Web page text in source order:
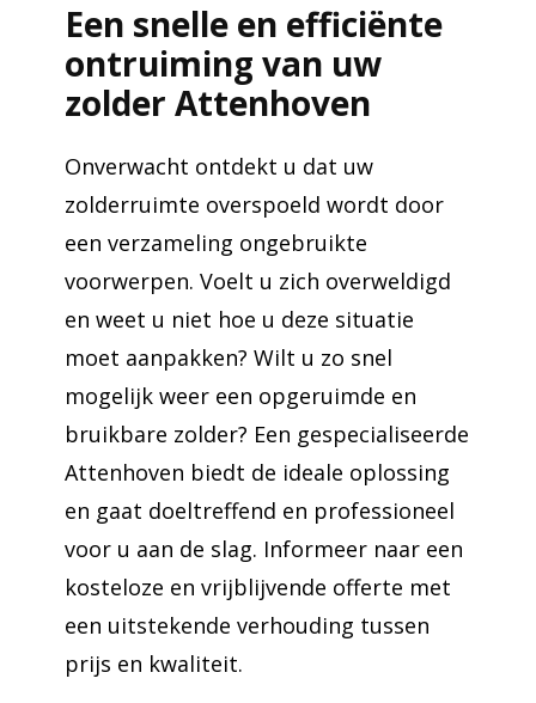
Een snelle en efficiënte
ontruiming van uw
zolder Attenhoven
Onverwacht ontdekt u dat uw
zolderruimte overspoeld wordt door
een verzameling ongebruikte
voorwerpen. Voelt u zich overweldigd
en weet u niet hoe u deze situatie
moet aanpakken? Wilt u zo snel
mogelijk weer een opgeruimde en
bruikbare zolder? Een gespecialiseerde
Attenhoven biedt de ideale oplossing
en gaat doeltreffend en professioneel
voor u aan de slag. Informeer naar een
kosteloze en vrijblijvende offerte met
een uitstekende verhouding tussen
prijs en kwaliteit.